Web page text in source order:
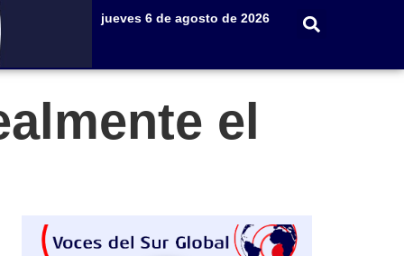
jueves 6 de agosto de 2026
el